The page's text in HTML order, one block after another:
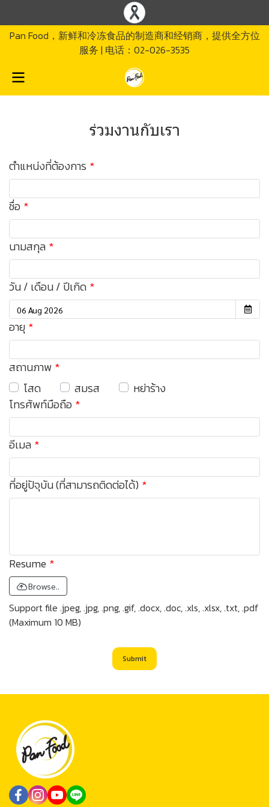
Pan Food，新鲜和冷冻食品的制造商和经销商，提供全方位
服务 | 电话：02-026-3535
ร่วมงานกับเรา
ตำแหน่งที่ต้องการ
ชื่อ
นามสกุล
วัน / เดือน / ปีเกิด
อายุ
สถานภาพ
โสด
สมรส
หย่าร้าง
โทรศัพท์มือถือ
อีเมล
ที่อยู่ปัจุบัน (ที่สามารถติดต่อได้)
Resume
Browse..
Support file .jpeg, .jpg, .png, .gif, .docx, .doc, .xls, .xlsx, .txt, .pdf
(Maximum 10 MB)
Submit